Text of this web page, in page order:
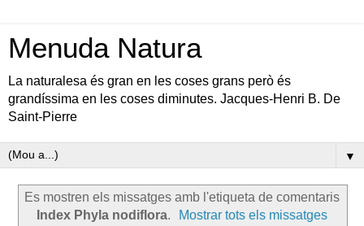
Menuda Natura
La naturalesa és gran en les coses grans però és
grandíssima en les coses diminutes. Jacques-Henri B. De
Saint-Pierre
▼
Es mostren els missatges amb l'etiqueta de comentaris
Index Phyla nodiflora. Mostrar tots els missatges